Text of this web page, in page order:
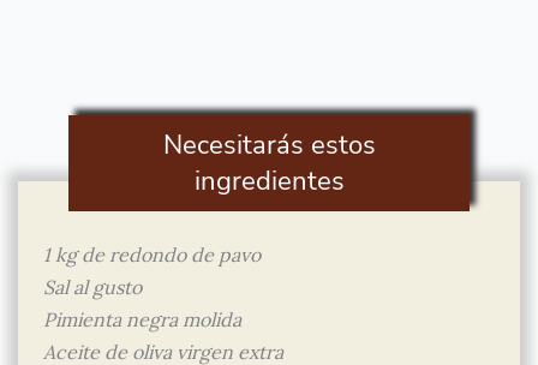
Necesitarás estos
ingredientes
1 kg de redondo de pavo
Sal al gusto
Pimienta negra molida
Aceite de oliva virgen extra